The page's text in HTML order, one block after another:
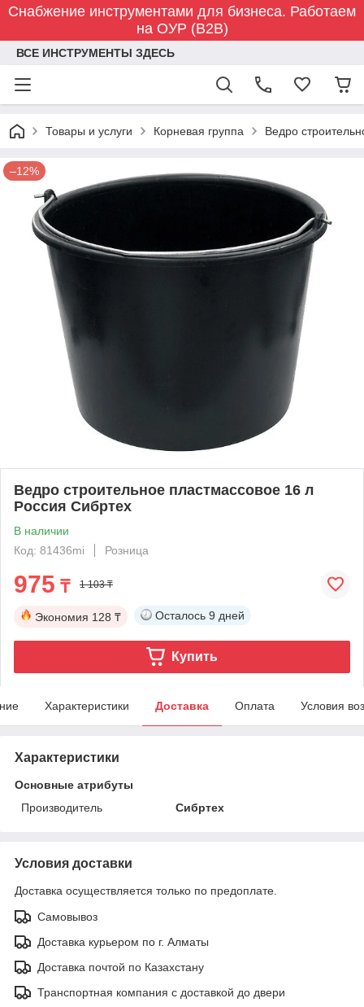
Снабжение инструментами для бизнеса. Работаем
на ОУР (B2B)
ВСЕ ИНСТРУМЕНТЫ ЗДЕСЬ
Товары и услуги Корневая группа Ведро
–12%
Ведро строительное пластмассовое 16 л
Россия Сибртех
В наличии
Код: 81436mi
Розница
975 ₸ 1 103 ₸
Экономия 128 ₸ Осталось 9 дней
Купить
Характеристики Доставка Оплата Условия
Характеристики
Основные атрибуты
Производитель
Сибртех
Условия доставки
Доставка осуществляется только по предоплате.
Самовывоз
Доставка курьером по г. Алматы
Доставка почтой по Казахстану
Транспортная компания с доставкой до двери